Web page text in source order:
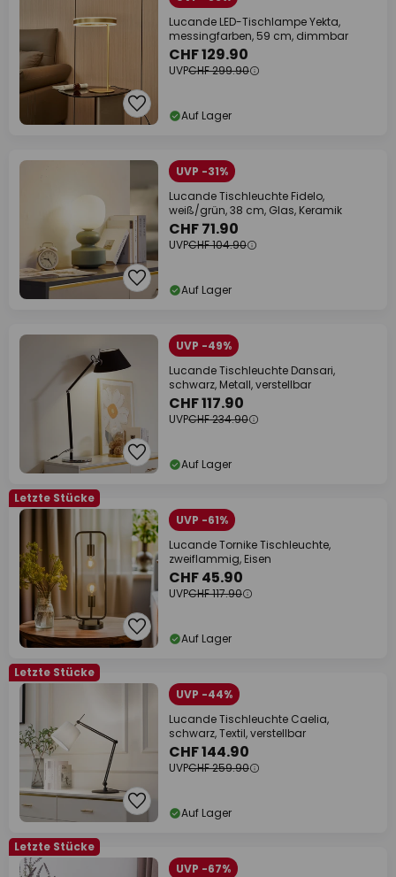
Lucande LED-Tischlampe Yekta,
messingfarben, 59 cm, dimmbar
CHF 129.90
UVPCHF 299.90
Auf Lager
UVP -31%
Lucande Tischleuchte Fidelo,
weiß/grün, 38 cm, Glas, Keramik
CHF 71.90
UVPCHF 104.90
Auf Lager
UVP -49%
Lucande Tischleuchte Dansari,
schwarz, Metall, verstellbar
CHF 117.90
UVPCHF 234.90
Auf Lager
Letzte Stücke
UVP -61%
Lucande Tornike Tischleuchte,
zweiflammig, Eisen
CHF 45.90
UVPCHF 117.90
Auf Lager
Letzte Stücke
UVP -44%
Lucande Tischleuchte Caelia,
schwarz, Textil, verstellbar
CHF 144.90
UVPCHF 259.90
Auf Lager
Letzte Stücke
UVP -67%